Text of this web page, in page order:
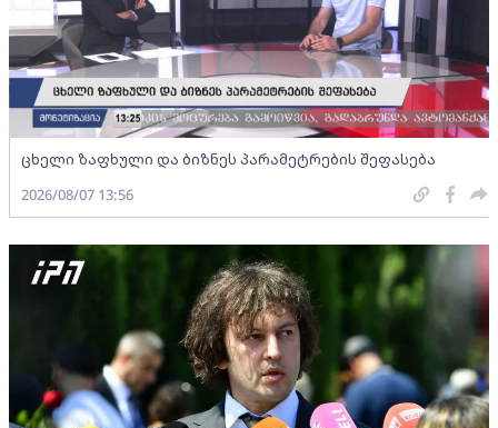
ცხელი ზაფხული და ბიზნეს პარამეტრების შეფასება
2026/08/07 13:56